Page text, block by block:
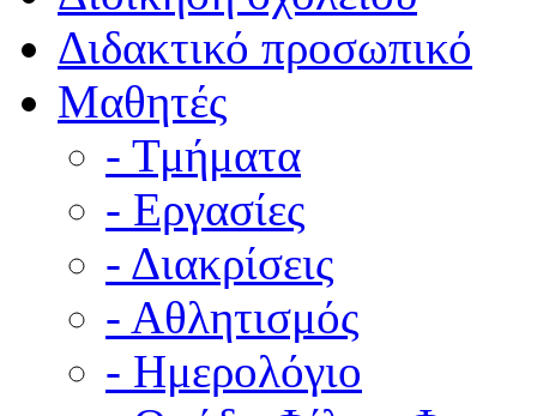
Διδακτικό προσωπικό
Μαθητές
- Τμήματα
- Εργασίες
- Διακρίσεις
- Αθλητισμός
- Ημερολόγιο